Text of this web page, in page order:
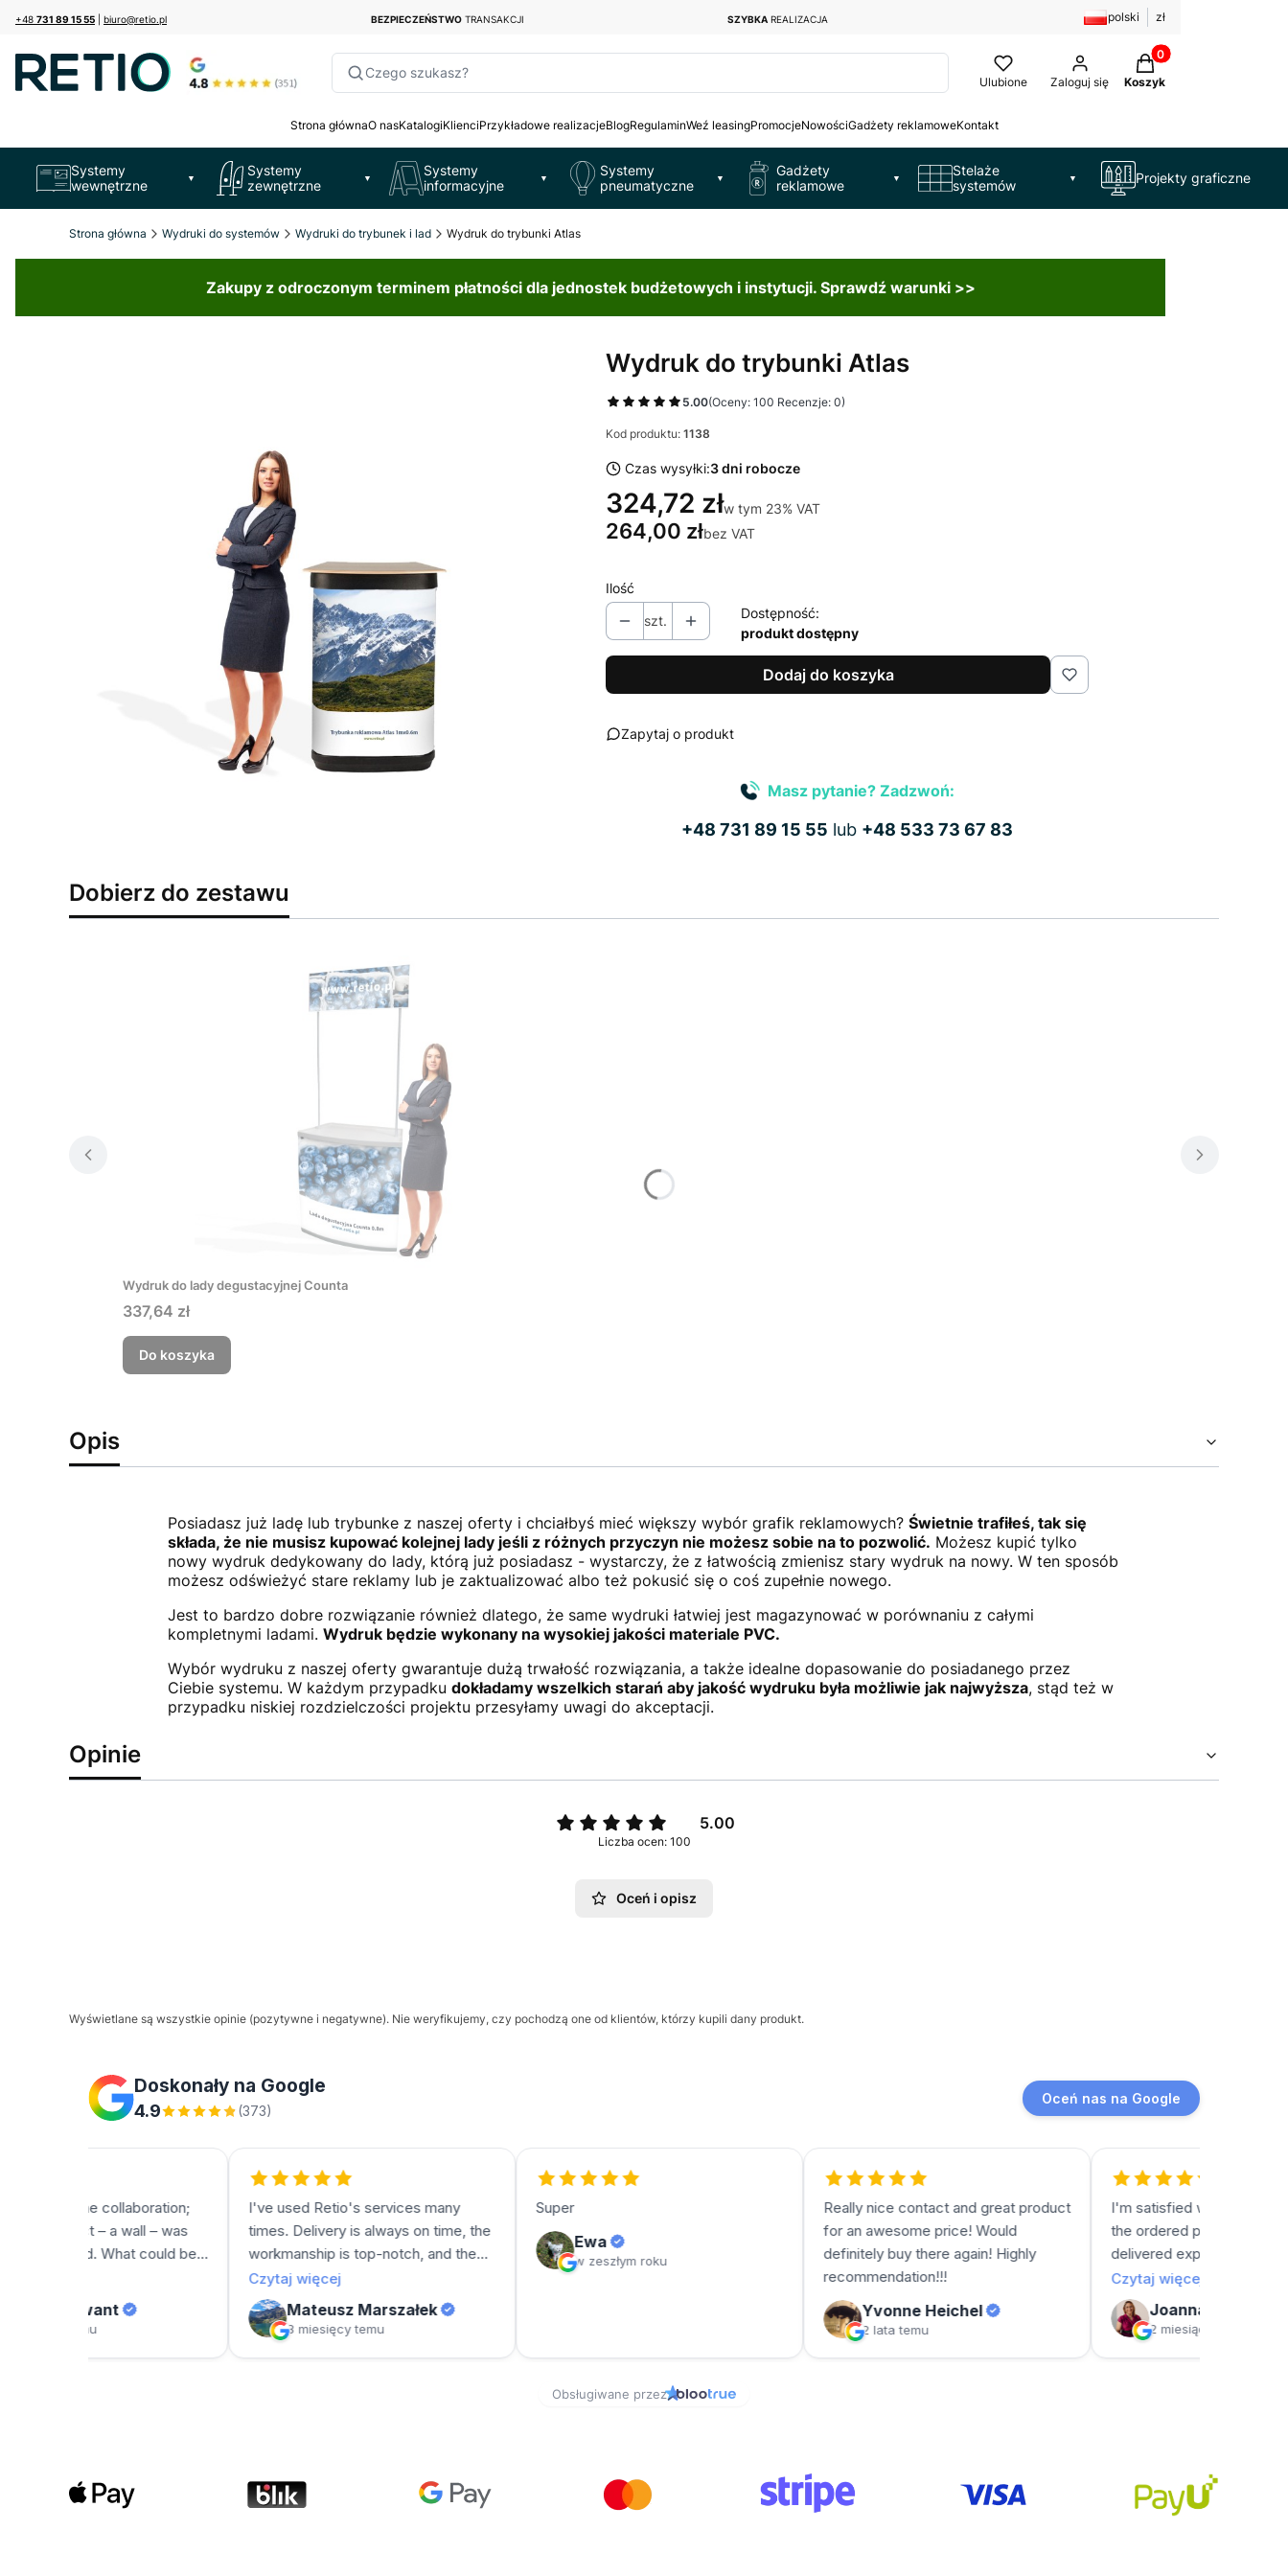
+48 731 89 15 55 biuro@retio.pl BEZPIECZEŃSTWO TRANSAKCJI SZYBKAREALIZACJA polski zł
Czego szukasz?
Ulubione Zaloguj się
Produkty w koszyku:
Koszyk
Strona głównaO nasKatalogiKlienciPrzykładowe realizacjeBlogRegulaminWeź leasingPromocjeNowościGadżety reklamoweKontakt
Systemy
wewnętrzne
▼
Systemy
zewnętrzne
▼
Systemy
informacyjne
▼
Systemy
pneumatyczne
▼
Gadżety
reklamowe
▼
Stelaże
systemów
▼ Projekty graficzne
Strona główna Wydruki do systemów Wydruki do trybunek i lad Wydruk do trybunki Atlas
Zakupy z odroczonym terminem płatności dla jednostek budżetowych i instytucji. Sprawdź warunki >>
Wydruk do trybunki Atlas
5.00(Oceny: 100 Recenzje: 0)
Kod produktu: 1138
Czas wysyłki:3 dni robocze
324,72 złw tym 23% VAT
w tym 23% VAT
264,00 złbez VAT
Ilość
szt.
Dostępność:
produkt dostępny
Dodaj do koszyka
Zapytaj o produkt
Masz pytanie? Zadzwoń:
+48 731 89 15 55 lub +48 533 73 67 83
Dobierz do zestawu
Wydruk do lady degustacyjnej Counta
Cena
337,64 zł
Do koszyka
Opis
Posiadasz już ladę lub trybunke z naszej oferty i chciałbyś mieć większy wybór grafik reklamowych? Świetnie trafiłeś, tak się
składa, że nie musisz kupować kolejnej lady jeśli z różnych przyczyn nie możesz sobie na to pozwolić. Możesz kupić tylko
nowy wydruk dedykowany do lady, którą już posiadasz - wystarczy, że z łatwością zmienisz stary wydruk na nowy. W ten sposób
możesz odświeżyć stare reklamy lub je zaktualizować albo też pokusić się o coś zupełnie nowego.
Jest to bardzo dobre rozwiązanie również dlatego, że same wydruki łatwiej jest magazynować w porównaniu z całymi
kompletnymi ladami. Wydruk będzie wykonany na wysokiej jakości materiale PVC.
Wybór wydruku z naszej oferty gwarantuje dużą trwałość rozwiązania, a także idealne dopasowanie do posiadanego przez
Ciebie systemu. W każdym przypadku dokładamy wszelkich starań aby jakość wydruku była możliwie jak najwyższa, stąd też w
przypadku niskiej rozdzielczości projektu przesyłamy uwagi do akceptacji.
Opinie
5.00
Liczba ocen: 100
Oceń i opisz
Wyświetlane są wszystkie opinie (pozytywne i negatywne). Nie weryfikujemy, czy pochodzą one od klientów, którzy kupili dany produkt.